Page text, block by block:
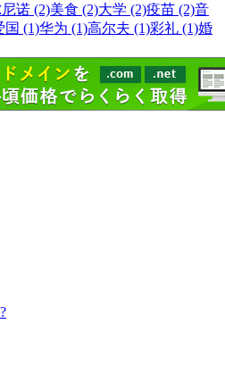
诺 (2)美食 (2)大学 (2)疫苗 (2)音
国 (1)华为 (1)高尔夫 (1)彩礼 (1)婚